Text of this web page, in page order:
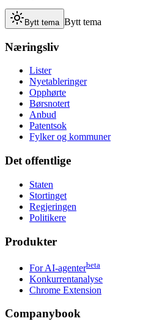
Bytt tema Bytt tema
Næringsliv
Lister
Nyetableringer
Opphørte
Børsnotert
Anbud
Patentsok
Fylker og kommuner
Det offentlige
Staten
Stortinget
Regjeringen
Politikere
Produkter
For AI-agenterbeta
Konkurrentanalyse
Chrome Extension
Companybook